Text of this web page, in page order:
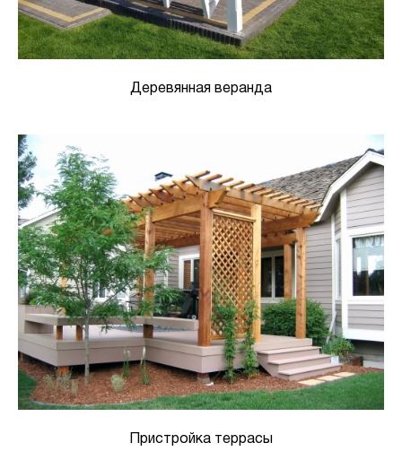
Деревянная веранда
Пристройка террасы